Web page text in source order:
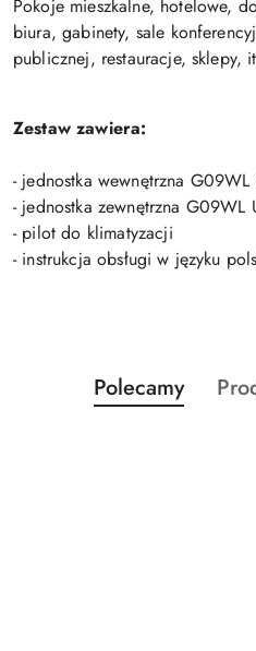
Pokoje mieszkalne, hotelowe,
biura, gabinety, sale
publicznej, restauracje, sklepy,
Zestaw zawiera:
- jednostka wewnętrzna G09WL
- jednostka zewnętrzna G09WL
- pilot do klimatyzacji
- instrukcja obsługi w języku
Pomiń karuzelę
Produkty
o
Polecamy